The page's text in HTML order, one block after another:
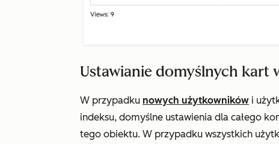
Ustawianie domyślnych kart
W przypadku nowych użytkowników i
indeksu, domyślne ustawienia dla całego
tego obiektu. W przypadku wszystkich